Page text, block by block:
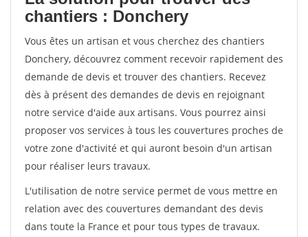
chantiers : Donchery
Vous êtes un artisan et vous cherchez des chantiers
Donchery, découvrez comment recevoir rapidement des
demande de devis et trouver des chantiers. Recevez
dès à présent des demandes de devis en rejoignant
notre service d'aide aux artisans. Vous pourrez ainsi
proposer vos services à tous les couvertures proches de
votre zone d'activité et qui auront besoin d'un artisan
pour réaliser leurs travaux.
L'utilisation de notre service permet de vous mettre en
relation avec des couvertures demandant des devis
dans toute la France et pour tous types de travaux.